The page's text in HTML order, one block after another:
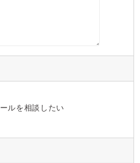
ルを相談したい